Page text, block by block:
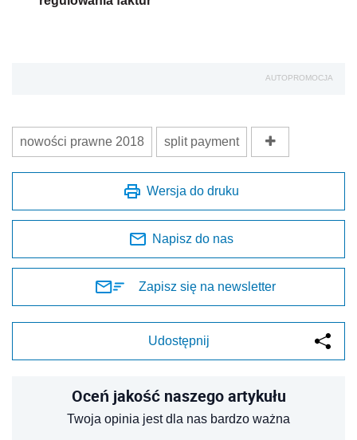
AUTOPROMOCJA
nowości prawne 2018 split payment
Wersja do druku
Napisz do nas
Zapisz się na newsletter
Udostępnij
Oceń jakość naszego artykułu
Twoja opinia jest dla nas bardzo ważna